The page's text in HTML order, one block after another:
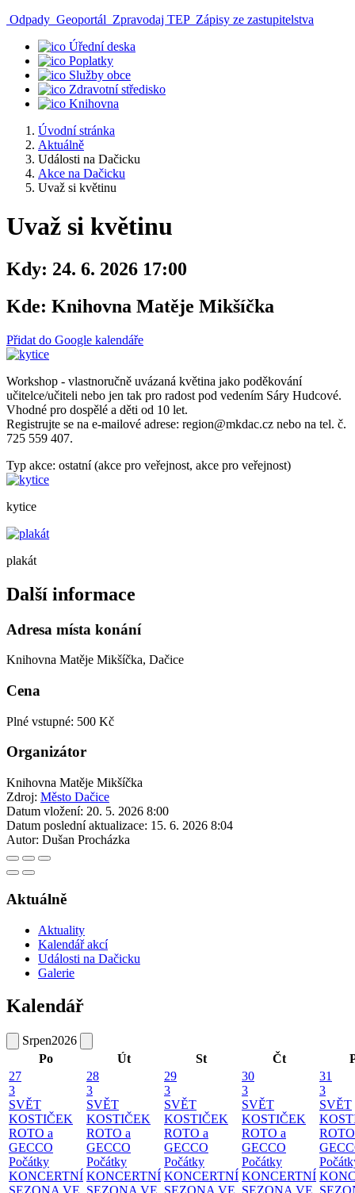
Odpady Geoportál Zpravodaj TEP Zápisy ze zastupitelstva
Úřední deska
Poplatky
Služby obce
Zdravotní středisko
Knihovna
Úvodní stránka
Aktuálně
Události na Dačicku
Akce na Dačicku
Uvaž si květinu
Uvaž si květinu
Kdy: 24. 6. 2026 17:00
Kde: Knihovna Matěje Mikšíčka
Přidat do Google kalendáře
Workshop - vlastnoručně uvázaná květina jako poděkování
učitelce/učiteli nebo jen tak pro radost pod vedením Sáry Hudcové.
Vhodné pro dospělé a děti od 10 let.
Registrujte se na e-mailové adrese: region@mkdac.cz nebo na tel. č.
725 559 407.
Typ akce: ostatní (akce pro veřejnost, akce pro veřejnost)
kytice
plakát
Další informace
Adresa místa konání
Knihovna Matěje Mikšíčka, Dačice
Cena
Plné vstupné: 500 Kč
Organizátor
Knihovna Matěje Mikšíčka
Zdroj: Město Dačice
Datum vložení: 20. 5. 2026 8:00
Datum poslední aktualizace: 15. 6. 2026 8:04
Autor: Dušan Procházka
Aktuálně
Aktuality
Kalendář akcí
Události na Dačicku
Galerie
Kalendář
Srpen2026
Po
Út St Čt
27
3
SVĚT
KOSTIČEK
ROTO a
GECCO
Počátky
KONCERTNÍ
28
3
SVĚT
KOSTIČEK
ROTO a
GECCO
Počátky
KONCERTNÍ
29
3
SVĚT
KOSTIČEK
ROTO a
GECCO
Počátky
KONCERTNÍ
30
3
SVĚT
KOSTIČEK
ROTO a
GECCO
Počátky
KONCERTNÍ
31
3
SVĚT